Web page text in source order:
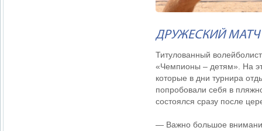
ДРУЖЕСКИЙ
Титулованный
«Чемпионы – детям». На
которые в дни турнира
попробовали себя в
состоялся сразу после
— Важно большое